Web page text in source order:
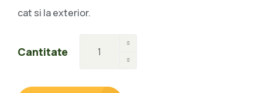
cat si la exterior.
Cantitate